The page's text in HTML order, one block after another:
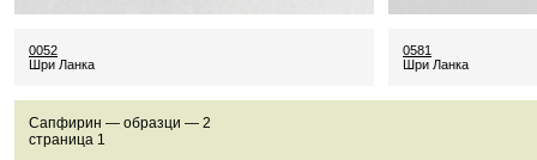
0052
Шри Ланка
0581
Шри Ланка
Сапфирин — образци — 2
страница 1